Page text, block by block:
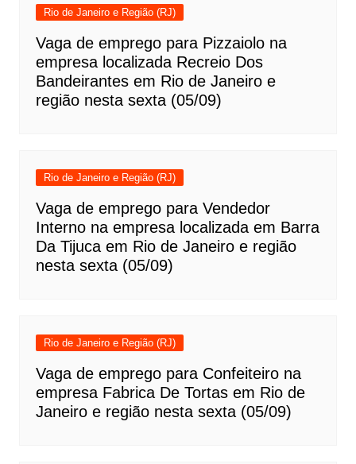
Rio de Janeiro e Região (RJ)
Vaga de emprego para Pizzaiolo na
empresa localizada Recreio Dos
Bandeirantes em Rio de Janeiro e
região nesta sexta (05/09)
Rio de Janeiro e Região (RJ)
Vaga de emprego para Vendedor
Interno na empresa localizada em Barra
Da Tijuca em Rio de Janeiro e região
nesta sexta (05/09)
Rio de Janeiro e Região (RJ)
Vaga de emprego para Confeiteiro na
empresa Fabrica De Tortas em Rio de
Janeiro e região nesta sexta (05/09)